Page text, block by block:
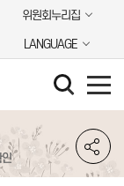
위원회누리집
LANGUAGE